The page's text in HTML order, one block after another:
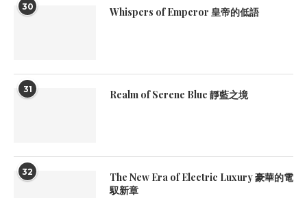
30 Whispers of Emperor 皇帝的低語
31 Realm of Serene Blue 靜藍之境
32
The New Era of Electric Luxury 豪華的電
馭新章